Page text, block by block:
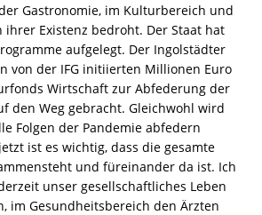
Gastronomie, im Kulturbereich und
ihrer Existenz bedroht. Der Staat hat
aufgelegt. Der Ingolstädter
von der IFG initiierten Millionen Euro
Wirtschaft zur Abfederung der
den Weg gebracht. Gleichwohl wird
Folgen der Pandemie abfedern
ist es wichtig, dass die gesamte
und füreinander da ist. Ich
unser gesellschaftliches Leben
im Gesundheitsbereich den Ärzten